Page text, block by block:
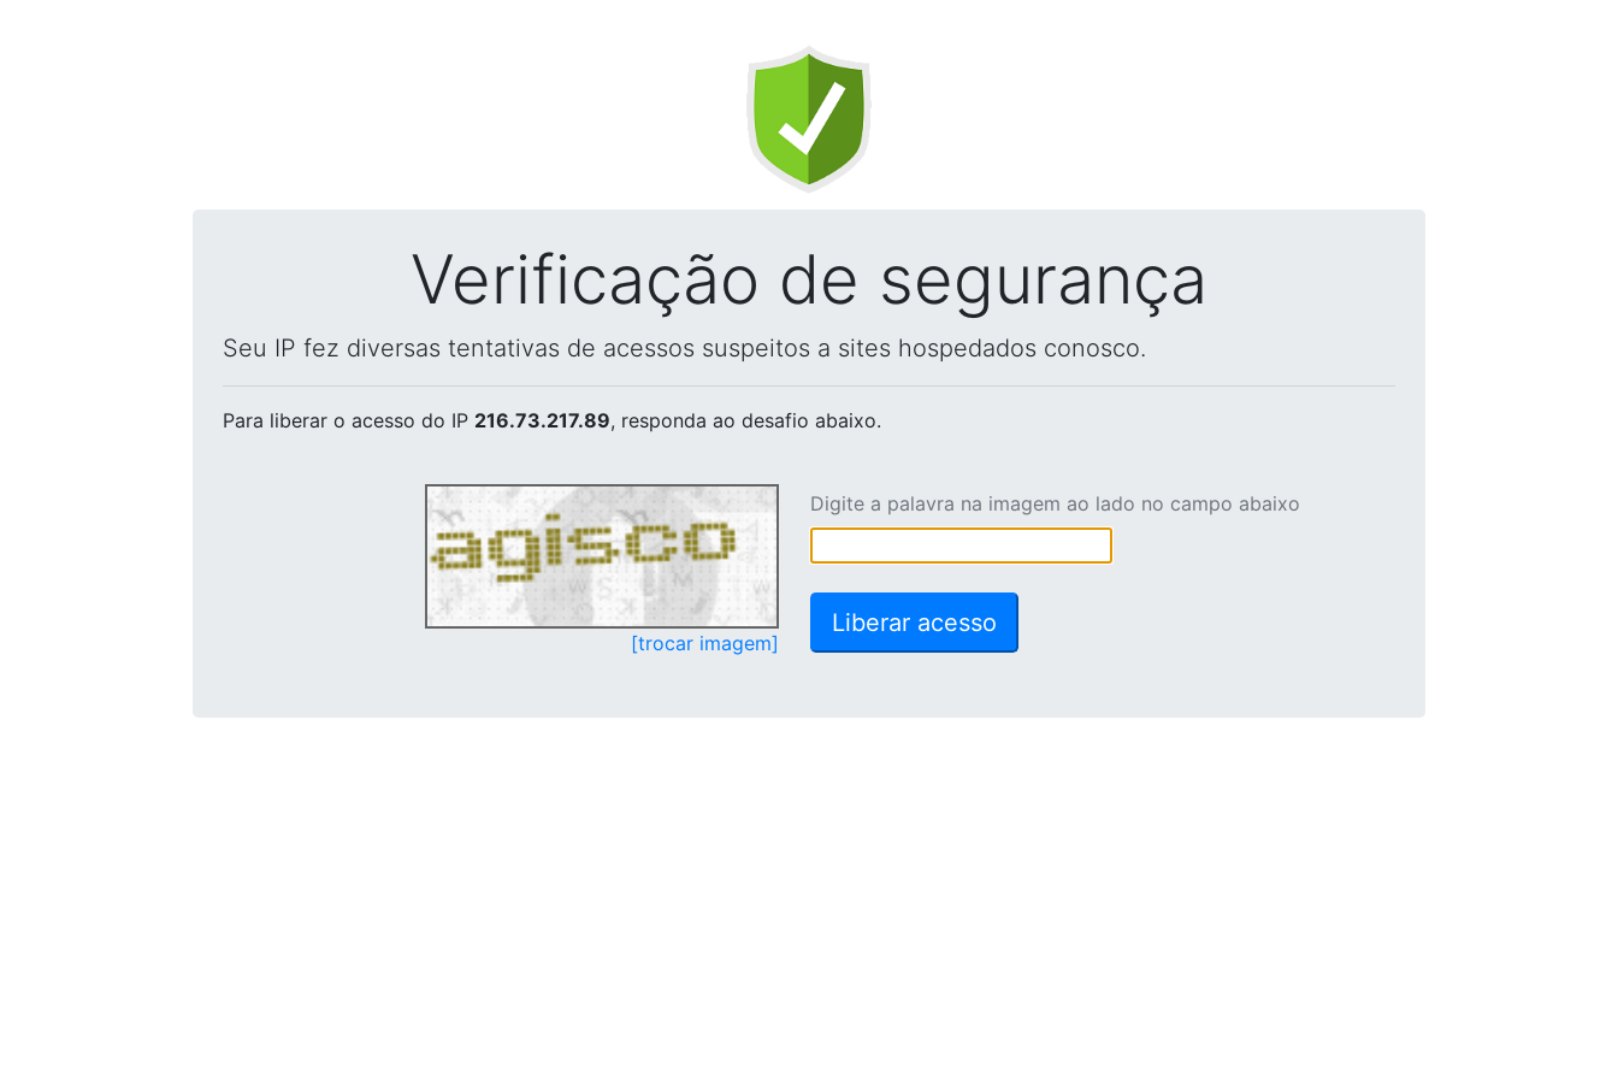
Verificação de segurança
Seu IP fez diversas tentativas de acessos suspeitos a sites hospedados conosco.
Para liberar o acesso do IP 216.73.217.89, responda ao desafio abaixo.
[trocar imagem]
Digite a palavra na imagem ao lado no campo abaixo